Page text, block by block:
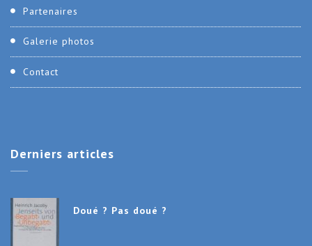
Partenaires
Galerie photos
Contact
Derniers articles
Doué ? Pas doué ?